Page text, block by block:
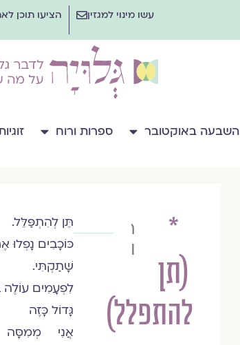
עשו מינוי למגזין הציעו תוכן
השבעה באוקטובר ספרות ורוח
*
(תן
להתפלל)
רעות
וויספר
תֵּן לְהִתְפַּלֵּל.
כּוֹכָבִים נָפְלוּ
שָׁתַקְתִּי.
לִפְעָמִים עוֹלֶה
גָּדוֹל כָּזֶה
אֲנִי מְמִסָּה